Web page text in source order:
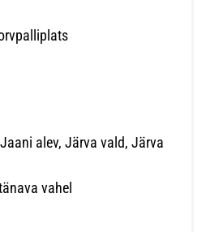
alev, Järva vald, Järva
vahel